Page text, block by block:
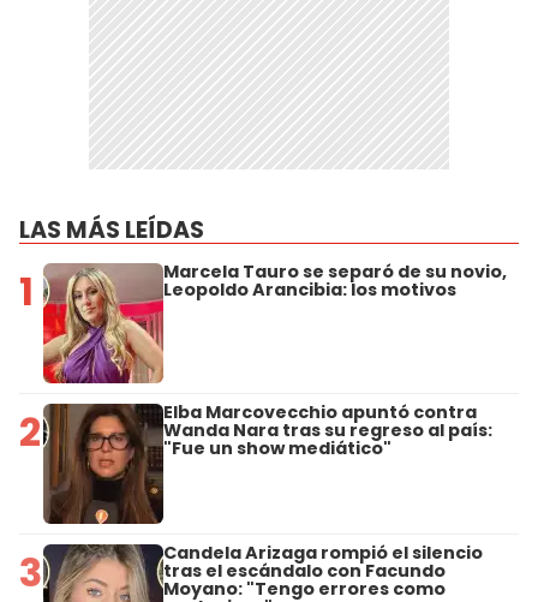
LAS MÁS LEÍDAS
1 Marcela Tauro se separó de su novio,
Leopoldo Arancibia: los motivos
2 Elba Marcovecchio apuntó contra
Wanda Nara tras su regreso al país:
"Fue un show mediático"
3 Candela Arizaga rompió el silencio
tras el escándalo con Facundo
Moyano: "Tengo errores como